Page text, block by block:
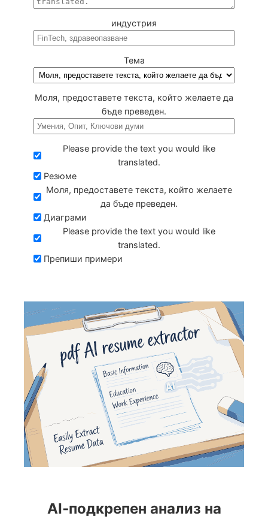
индустрия
Тема
Моля, предоставете текста, който желаете да
бъде преведен.
Please provide the text you would like
translated.
Резюме
Моля, предоставете текста, който желаете
да бъде преведен.
Диаграми
Please provide the text you would like
translated.
Препиши примери
AI‑подкрепен анализ на